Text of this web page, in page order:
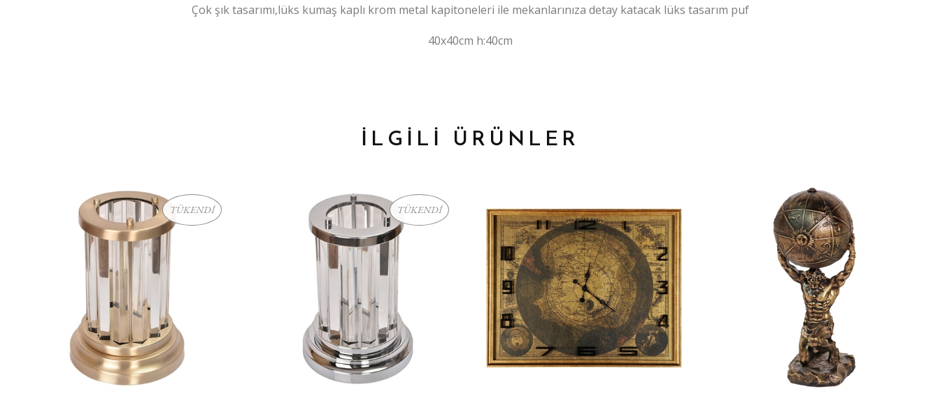
Çok şık tasarımı,lüks kumaş kaplı krom metal kapitoneleri ile mekanlarınıza detay katacak lüks tasarım puf
40x40cm h:40cm
İLGİLİ ÜRÜNLER
TÜKENDİ TÜKENDİ